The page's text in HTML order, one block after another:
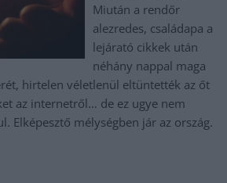
Miután a rendőr
alezredes, családapa a
lejárató cikkek után
néhány nappal maga
hirtelen véletlenül eltüntették az őt
az internetről… de ez ugye nem
Elképesztő mélységben jár az ország.